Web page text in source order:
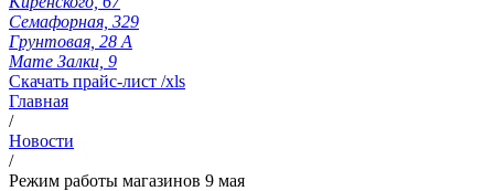
Семафорная, 329
Грунтовая, 28 А
Мате Залки, 9
Скачать прайс-лист /xls
Главная
/
Новости
/
Режим работы магазинов 9 мая